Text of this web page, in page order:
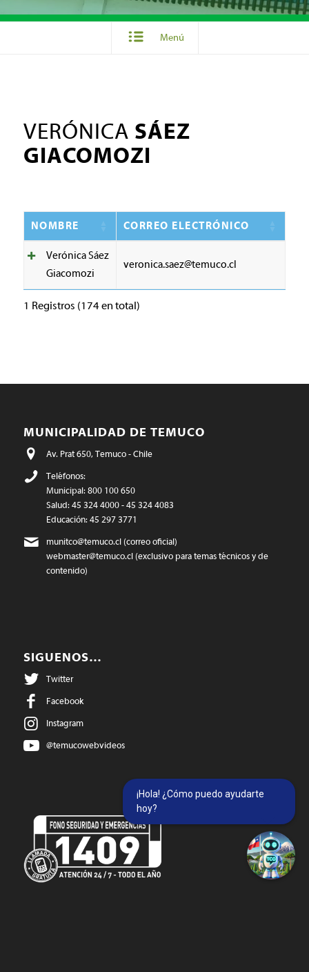
Menú
VERÓNICA SÁEZ
GIACOMOZI
NOMBRE CORREO ELECTRÓNICO
Verónica Sáez
Giacomozi
veronica.saez@temuco.cl
1 Registros (174 en total)
MUNICIPALIDAD DE TEMUCO
Av. Prat 650, Temuco - Chile
Teléfonos:
Municipal: 800 100 650
Salud: 45 324 4000 - 45 324 4083
Educación: 45 297 3771
munitco@temuco.cl(correo oficial)
webmaster@temuco.cl(exclusivo para temas técnicos y de
contenido)
SIGUENOS…
Twitter
Facebook
Instagram
@temucowebvideos
¡Hola! ¿Cómo puedo ayudarte
hoy?